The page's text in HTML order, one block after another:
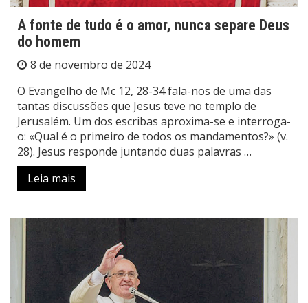
A fonte de tudo é o amor, nunca separe Deus
do homem
8 de novembro de 2024
O Evangelho de Mc 12, 28-34 fala-nos de uma das
tantas discussões que Jesus teve no templo de
Jerusalém. Um dos escribas aproxima-se e interroga-
o: «Qual é o primeiro de todos os mandamentos?» (v.
28). Jesus responde juntando duas palavras …
Leia mais